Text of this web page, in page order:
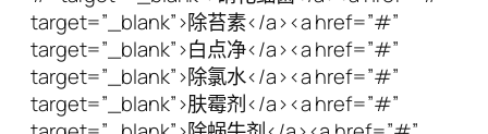
target=”_blank”>除苔素</a><a href=”#”
target=”_blank”>白点净</a><a href=”#”
target=”_blank”>除氯水</a><a href=”#”
target=”_blank”>肤霉剂</a><a href=”#”